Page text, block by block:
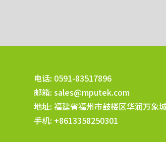
电话: 0591-83517896
邮箱:sales@mputek.com
地址: 福建省福州市鼓楼区华润万象
手机: +8613358250301